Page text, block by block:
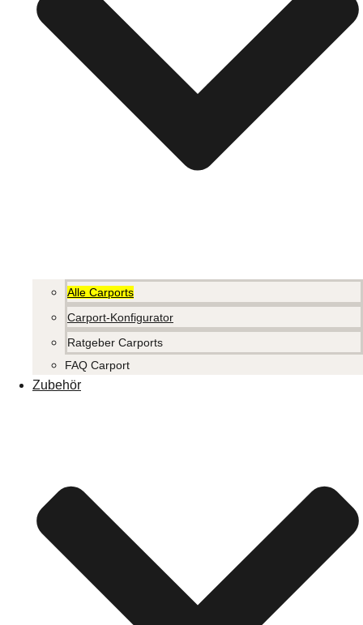
Alle Carports
Carport-Konfigurator
Ratgeber Carports
FAQ Carport
Zubehör